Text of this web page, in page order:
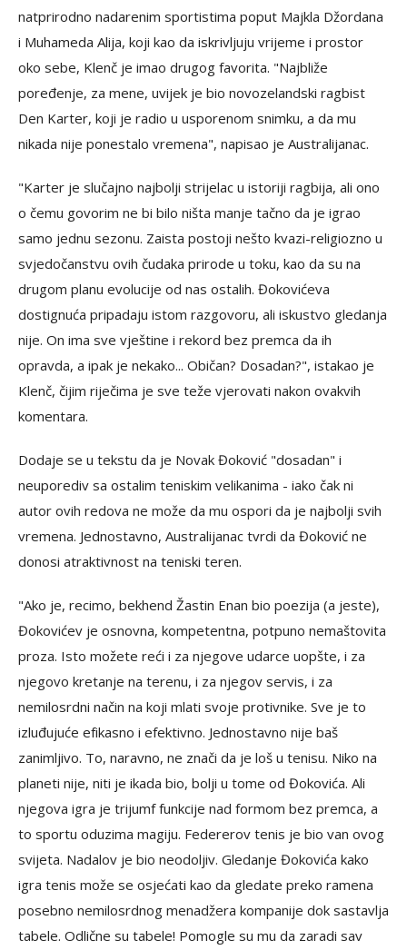
natprirodno nadarenim sportistima poput Majkla Džordana
i Muhameda Alija, koji kao da iskrivljuju vrijeme i prostor
oko sebe, Klenč je imao drugog favorita. "Najbliže
poređenje, za mene, uvijek je bio novozelandski ragbist
Den Karter, koji je radio u usporenom snimku, a da mu
nikada nije ponestalo vremena", napisao je Australijanac.
"Karter je slučajno najbolji strijelac u istoriji ragbija, ali ono
o čemu govorim ne bi bilo ništa manje tačno da je igrao
samo jednu sezonu. Zaista postoji nešto kvazi-religiozno u
svjedočanstvu ovih čudaka prirode u toku, kao da su na
drugom planu evolucije od nas ostalih. Đokovićeva
dostignuća pripadaju istom razgovoru, ali iskustvo gledanja
nije. On ima sve vještine i rekord bez premca da ih
opravda, a ipak je nekako... Običan? Dosadan?", istakao je
Klenč, čijim riječima je sve teže vjerovati nakon ovakvih
komentara.
Dodaje se u tekstu da je Novak Đoković "dosadan" i
neuporediv sa ostalim teniskim velikanima - iako čak ni
autor ovih redova ne može da mu ospori da je najbolji svih
vremena. Jednostavno, Australijanac tvrdi da Đoković ne
donosi atraktivnost na teniski teren.
"Ako je, recimo, bekhend Žastin Enan bio poezija (a jeste),
Đokovićev je osnovna, kompetentna, potpuno nemaštovita
proza. Isto možete reći i za njegove udarce uopšte, i za
njegovo kretanje na terenu, i za njegov servis, i za
nemilosrdni način na koji mlati svoje protivnike. Sve je to
izluđujuće efikasno i efektivno. Jednostavno nije baš
zanimljivo. To, naravno, ne znači da je loš u tenisu. Niko na
planeti nije, niti je ikada bio, bolji u tome od Đokovića. Ali
njegova igra je trijumf funkcije nad formom bez premca, a
to sportu oduzima magiju. Federerov tenis je bio van ovog
svijeta. Nadalov je bio neodoljiv. Gledanje Đokovića kako
igra tenis može se osjećati kao da gledate preko ramena
posebno nemilosrdnog menadžera kompanije dok sastavlja
tabele. Odlične su tabele! Pomogle su mu da zaradi sav